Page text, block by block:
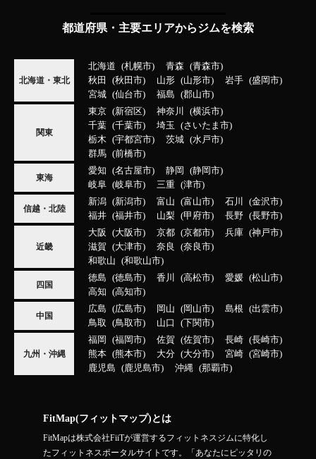
都道府県・主要エリアからジムを検索
北海道・東北
北海道 札幌市 青森
青森市
秋田
秋田市 山形 山形市 岩手
盛岡市
宮城
仙台市 福島 郡山市
関東
東京 新宿区 神奈川
横浜市
千葉
千葉市 埼玉
さいたま市
栃木
宇都宮市 茨城
水戸市
群馬
前橋市
東海
愛知 名古屋市 静岡
静岡市
岐阜
岐阜市 三重 津市
信越・北陸
新潟 新潟市 富山 富山市 石川
金沢市
福井
福井市 山梨 甲府市 長野 長野市
近畿
大阪 大阪市 京都 京都市 兵庫
神戸市
滋賀
大津市 奈良
奈良市
和歌山
和歌山市
四国
徳島 徳島市 香川 高松市 愛媛
松山市
高知
高知市
中国
広島 広島市 岡山 岡山市 島根
出雲市
鳥取
鳥取市 山口 下関市
九州・沖縄
福岡 福岡市 佐賀 佐賀市 長崎
長崎市
熊本
熊本市 大分 大分市 宮崎
宮崎市
鹿児島
鹿児島市 沖縄 那覇市
FitMap(フィットマップ)とは
FitMapは株式会社FiiTが運営するフィットネスジムに特化し
たフィットネスポータルサイトです。「あなたにピッタリの